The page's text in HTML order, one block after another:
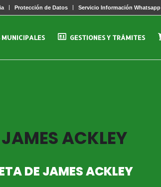
Protección de Datos Servicio Información Whatsapp
MUNICIPALES GESTIONES Y TRÁMITES
ACKLEY
DE JAMES ACKLEY